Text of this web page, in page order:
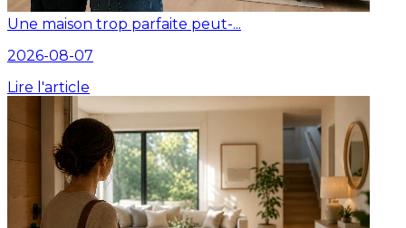
Une maison trop parfaite peut-...
2026-08-07
Lire l'article